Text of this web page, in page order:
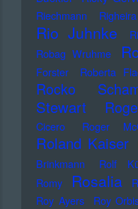
Riechmann Righeira
Rio Juhnke
Robag Wruhme
Forster
Roberta
Rocko
Stewart
Cicero
Roger
Roland Kaiser
Brinkmann
Rolf
Romy Rosalia
Roy Ayers Roy